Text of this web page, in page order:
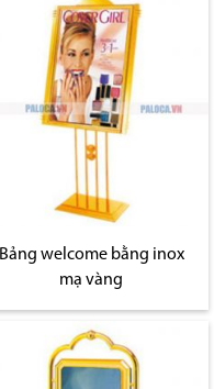
Bảng welcome bằng inox
mạ vàng